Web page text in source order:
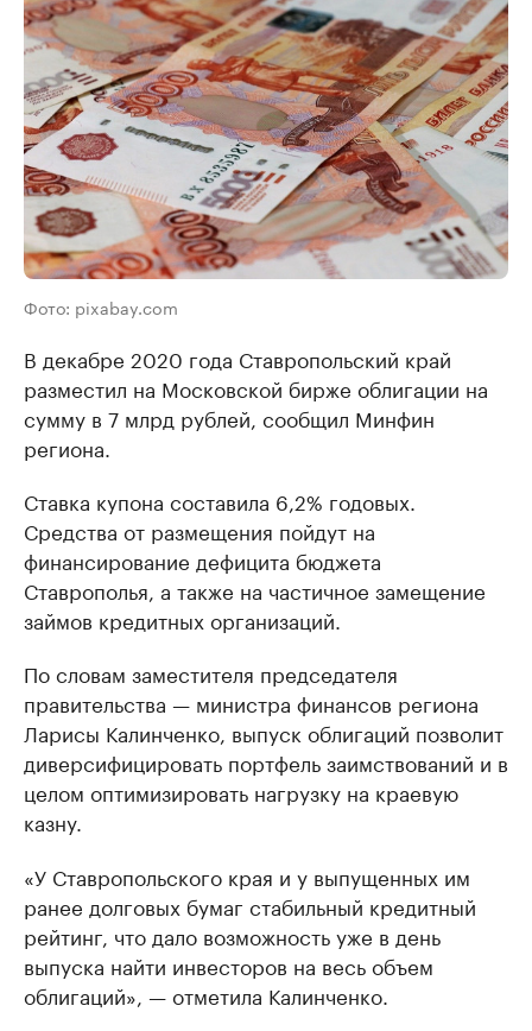
Фото: pixabay.com
В декабре 2020 года Ставропольский край
разместил на Московской бирже облигации на
сумму в 7 млрд рублей, сообщил Минфин
региона.
Ставка купона составила 6,2% годовых.
Средства от размещения пойдут на
финансирование дефицита бюджета
Ставрополья, а также на частичное замещение
займов кредитных организаций.
По словам заместителя председателя
правительства — министра финансов региона
Ларисы Калинченко, выпуск облигаций позволит
диверсифицировать портфель заимствований и в
целом оптимизировать нагрузку на краевую
казну.
«У Ставропольского края и у выпущенных им
ранее долговых бумаг стабильный кредитный
рейтинг, что дало возможность уже в день
выпуска найти инвесторов на весь объем
облигаций», — отметила Калинченко.